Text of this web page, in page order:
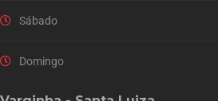
Sábado
Domingo